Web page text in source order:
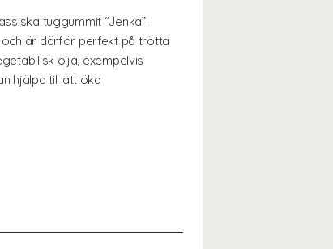
tuggummit “Jenka”.
och är därför perfekt på trötta
olja, exempelvis
hjälpa till att öka